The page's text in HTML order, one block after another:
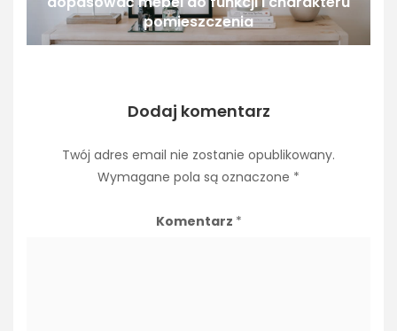
pomieszczenia
Dodaj komentarz
Twój adres email nie zostanie opublikowany.
Wymagane pola są oznaczone *
Komentarz *